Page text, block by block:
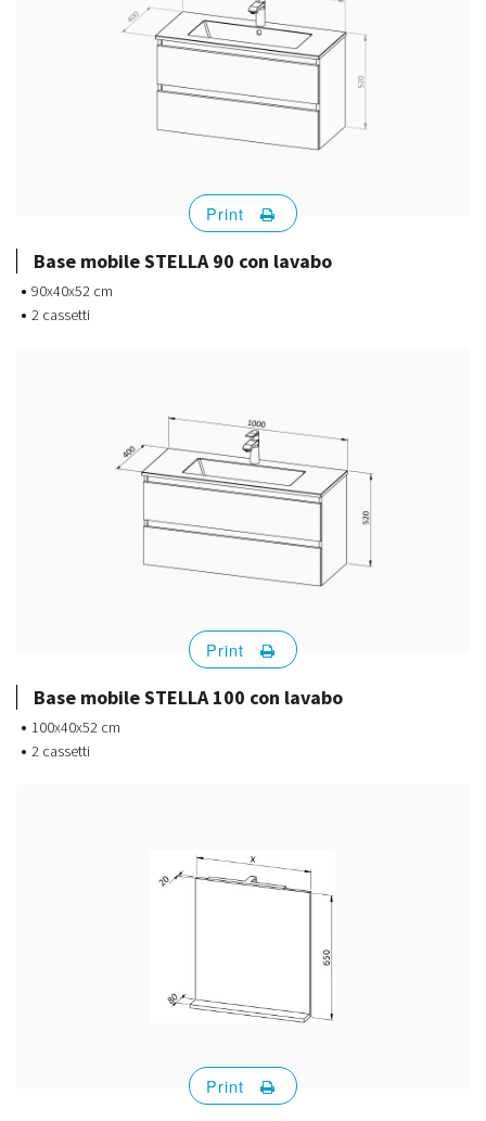
Base mobile STELLA 90 con lavabo
90x40x52 cm
2 cassetti
Print
Base mobile STELLA 100 con lavabo
100x40x52 cm
2 cassetti
Print
Print